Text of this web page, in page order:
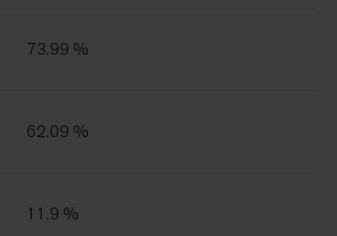
73.99 %
62.09 %
11.9 %